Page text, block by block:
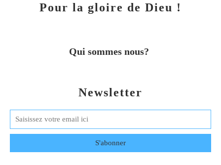
Newsletter
Pour la gloire de Dieu !
Qui sommes nous?